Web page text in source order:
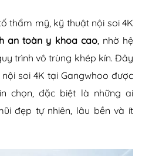
thẩm mỹ, kỹ thuật nội soi 4K
an toàn y khoa cao, nhờ hệ
trình vô trùng khép kín. Đây
soi 4K tại Gangwhoo được
chọn, đặc biệt là những ai
đẹp tự nhiên, lâu bền và ít